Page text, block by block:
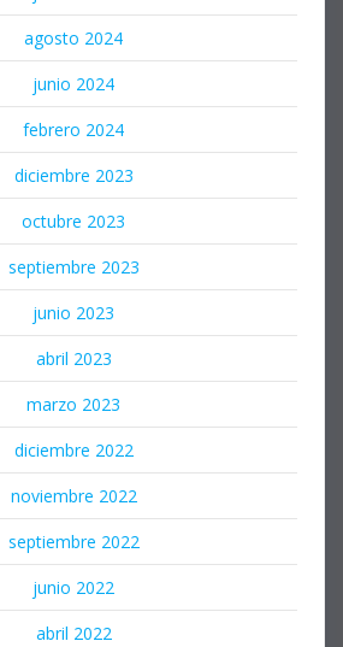
agosto 2024
junio 2024
febrero 2024
diciembre 2023
octubre 2023
septiembre 2023
junio 2023
abril 2023
marzo 2023
diciembre 2022
noviembre 2022
septiembre 2022
junio 2022
abril 2022